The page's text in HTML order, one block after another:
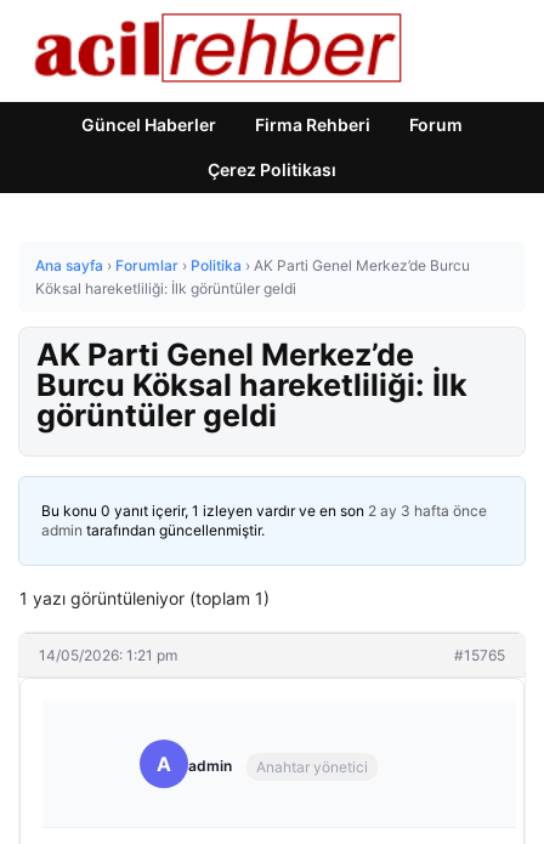
Güncel Haberler Firma Rehberi Forum
Çerez Politikası
Ana sayfa › Forumlar › Politika › AK Parti Genel Merkez’de Burcu
Köksal hareketliliği: İlk görüntüler geldi
AK Parti Genel Merkez’de
Burcu Köksal hareketliliği: İlk
görüntüler geldi
Bu konu 0 yanıt içerir, 1 izleyen vardır ve en son 2 ay 3 hafta önce
admin tarafından güncellenmiştir.
1 yazı görüntüleniyor (toplam 1)
14/05/2026: 1:21 pm #15765
A admin Anahtar yönetici